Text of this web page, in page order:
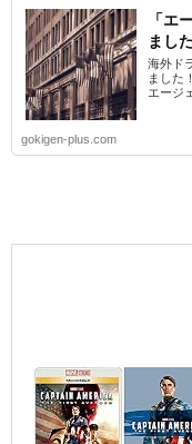
「エ
まし
海外ド
ました
エージ
gokigen-plus.com